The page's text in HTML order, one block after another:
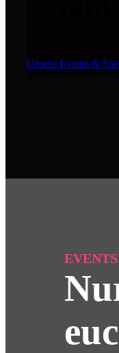
Unsere Events &